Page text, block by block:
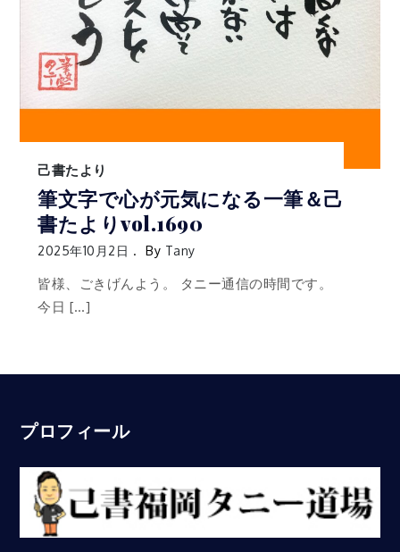
己書たより
筆文字で心が元気になる一筆＆己
書たよりvol.1690
2025年10月2日 By Tany
皆様、ごきげんよう。 タニー通信の時間です。
今日 […]
プロフィール